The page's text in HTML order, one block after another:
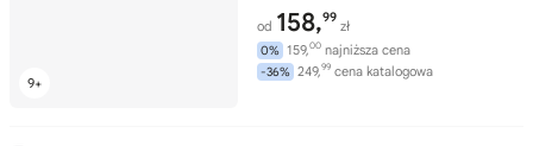
od 158,99
zł
0% 159,00 najniższa cena
-36% 249,99 cena katalogowa